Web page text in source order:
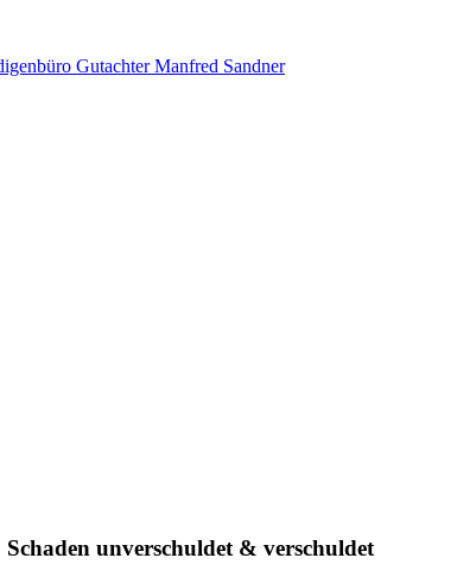
Schaden unverschuldet & verschuldet